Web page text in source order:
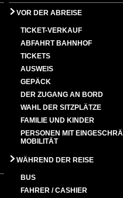
VOR DER ABREISE
TICKET-VERKAUF
ABFAHRT BAHNHOF
TICKETS
AUSWEIS
GEPÄCK
DER ZUGANG AN BORD
WAHL DER SITZPLÄTZE
FAMILIE UND KINDER
PERSONEN MIT
MOBILITÄT
WÄHREND DER REISE
BUS
FAHRER / CASHIER